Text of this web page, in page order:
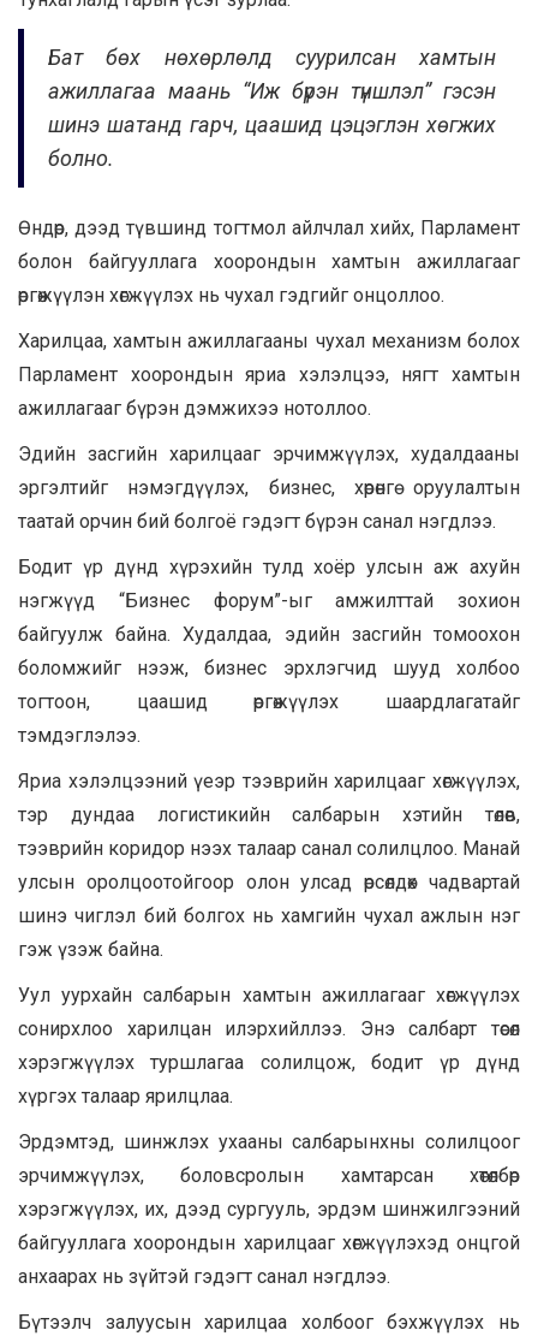
Бат бөх нөхөрлөлд суурилсан хамтын
ажиллагаа маань “Иж бүрэн түншлэл” гэсэн
шинэ шатанд гарч, цаашид цэцэглэн хөгжих
болно.
Өндөр, дээд түвшинд тогтмол айлчлал хийх, Парламент
болон байгууллага хоорондын хамтын ажиллагааг
өргөжүүлэн хөгжүүлэх нь чухал гэдгийг онцоллоо.
Харилцаа, хамтын ажиллагааны чухал механизм болох
Парламент хоорондын яриа хэлэлцээ, нягт хамтын
ажиллагааг бүрэн дэмжихээ нотоллоо.
Эдийн засгийн харилцааг эрчимжүүлэх, худалдааны
эргэлтийг нэмэгдүүлэх, бизнес, хөрөнгө оруулалтын
таатай орчин бий болгоё гэдэгт бүрэн санал нэгдлээ.
Бодит үр дүнд хүрэхийн тулд хоёр улсын аж ахуйн
нэгжүүд “Бизнес форум”-ыг амжилттай зохион
байгуулж байна. Худалдаа, эдийн засгийн томоохон
боломжийг нээж, бизнес эрхлэгчид шууд холбоо
тогтоон, цаашид өргөжүүлэх шаардлагатайг
тэмдэглэлээ.
Яриа хэлэлцээний үеэр тээврийн харилцааг хөгжүүлэх,
тэр дундаа логистикийн салбарын хэтийн төлөв,
тээврийн коридор нээх талаар санал солилцлоо. Манай
улсын оролцоотойгоор олон улсад өрсөлдөх чадвартай
шинэ чиглэл бий болгох нь хамгийн чухал ажлын нэг
гэж үзэж байна.
Уул уурхайн салбарын хамтын ажиллагааг хөгжүүлэх
сонирхлоо харилцан илэрхийллээ. Энэ салбарт төсөл
хэрэгжүүлэх туршлагаа солилцож, бодит үр дүнд
хүргэх талаар ярилцлаа.
Эрдэмтэд, шинжлэх ухааны салбарынхны солилцоог
эрчимжүүлэх, боловсролын хамтарсан хөтөлбөр
хэрэгжүүлэх, их, дээд сургууль, эрдэм шинжилгээний
байгууллага хоорондын харилцааг хөгжүүлэхэд онцгой
анхаарах нь зүйтэй гэдэгт санал нэгдлээ.
Бүтээлч залуусын харилцаа холбоог бэхжүүлэх нь